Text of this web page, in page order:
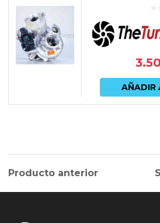
OCTAVIA
AÑADIR
Producto anterior